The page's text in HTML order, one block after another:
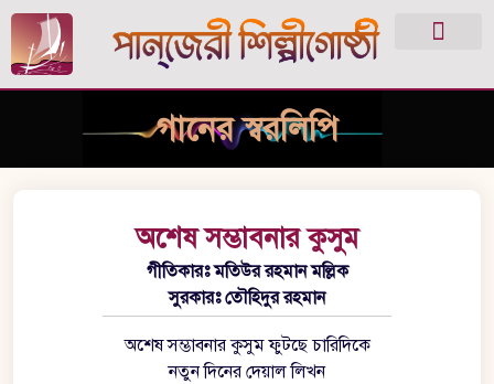
গানের স্বরলিপি
অশেষ সম্ভাবনার কুসুম
গীতিকারঃ মতিউর রহমান মল্লিক
সুরকারঃ তৌহিদুর রহমান
অশেষ সম্ভাবনার কুসুম ফুটছে চারিদিকে
নতুন দিনের দেয়াল লিখন